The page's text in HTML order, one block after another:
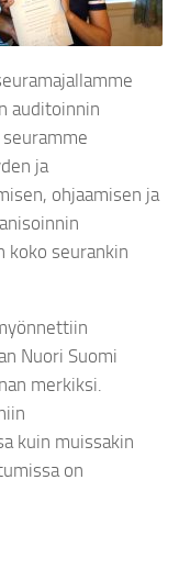
auditoinnin
ja
ohjaamisen ja
koko seurankin
Nuori Suomi
merkiksi.
kuin muissakin
on